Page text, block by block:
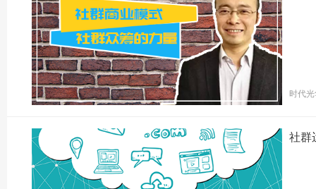
时代
社群